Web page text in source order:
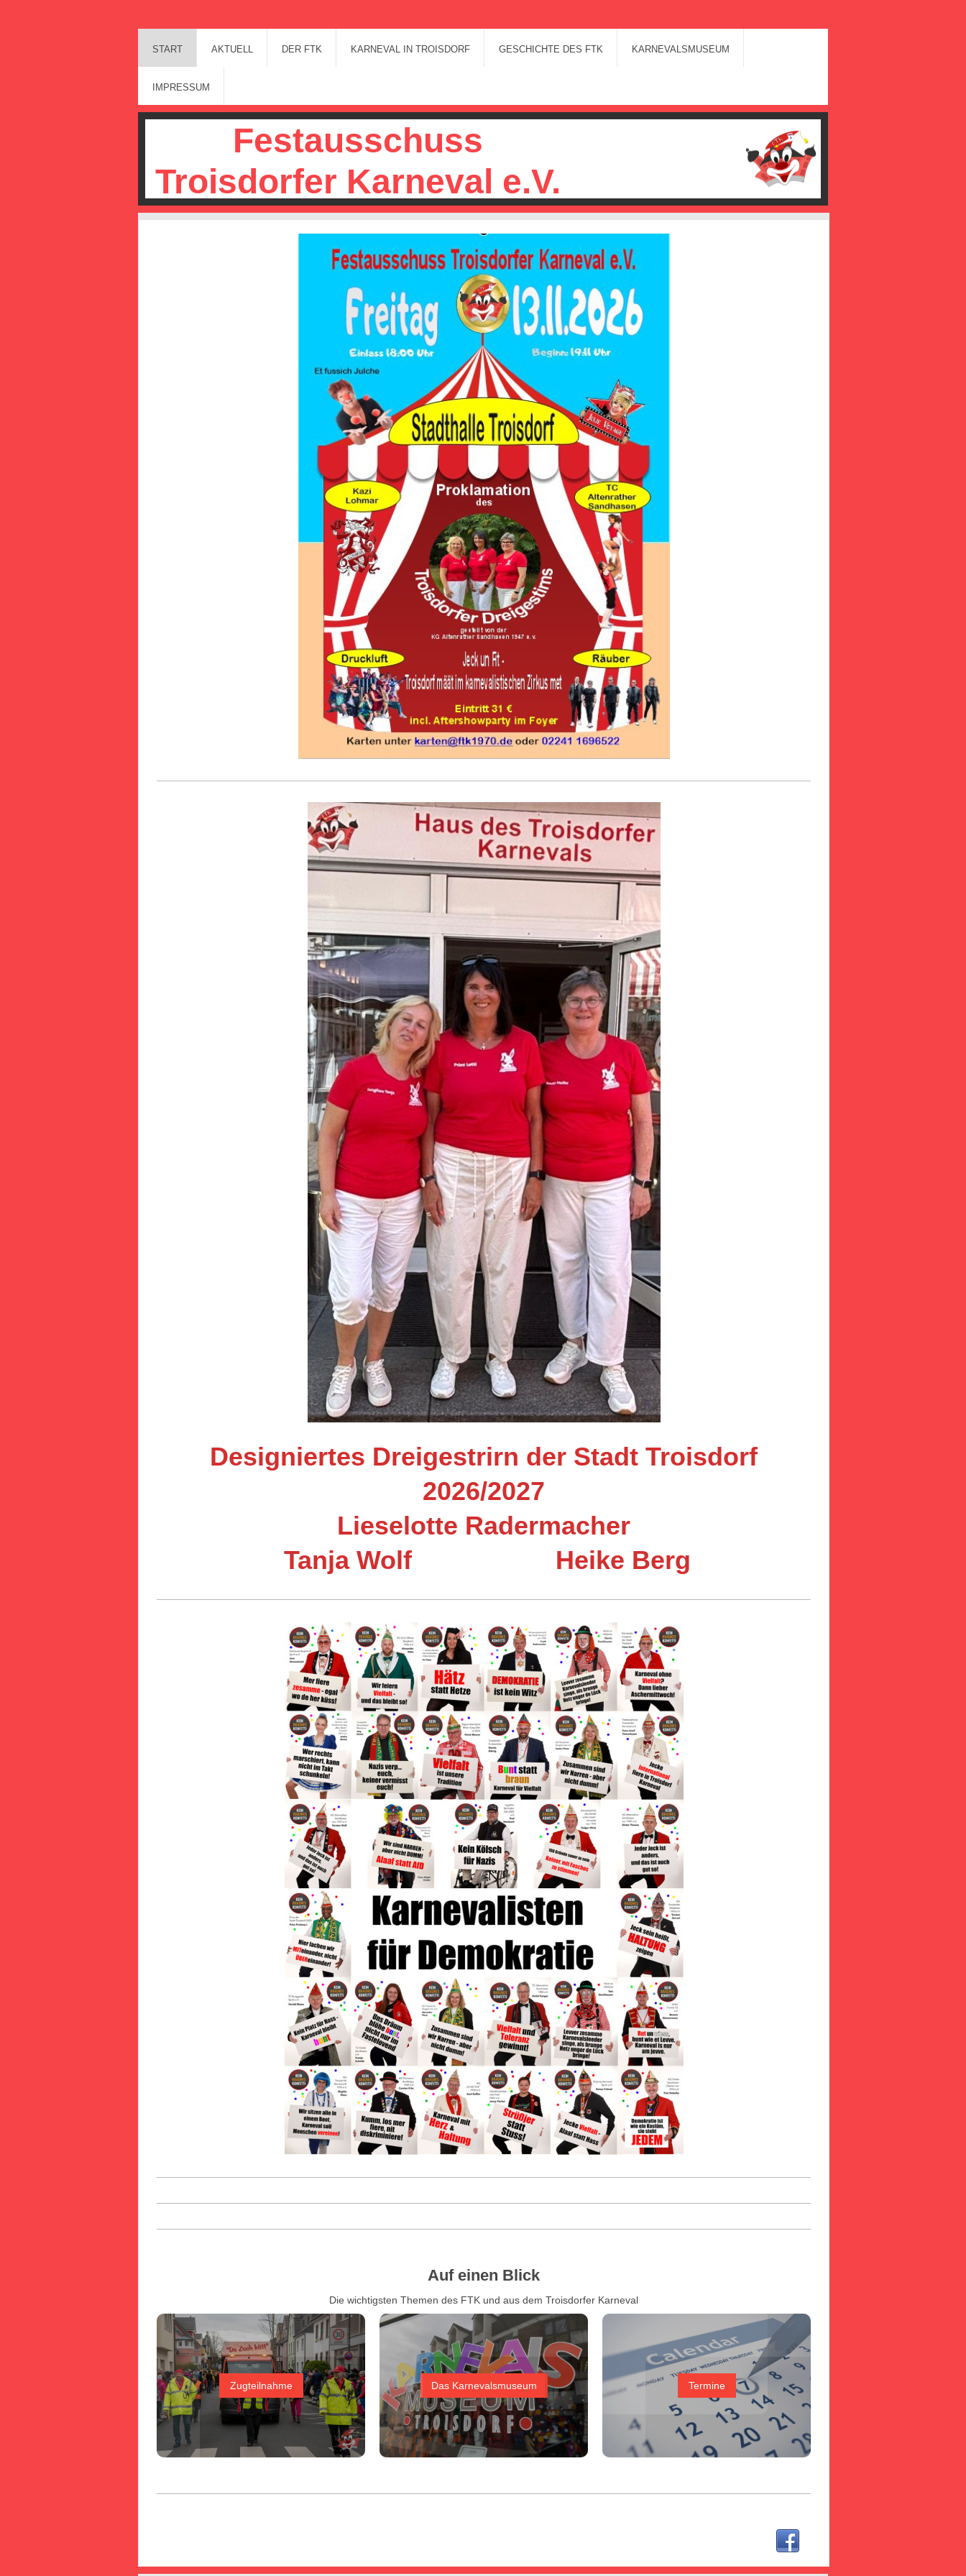
START AKTUELL DER FTK KARNEVAL IN TROISDORF GESCHICHTE DES FTK KARNEVALSMUSEUM
IMPRESSUM
Festausschuss
Troisdorfer Karneval e.V.
Designiertes Dreigestrirn der Stadt Troisdorf
2026/2027
Lieselotte Radermacher
Tanja Wolf Heike Berg
Auf einen Blick
Die wichtigsten Themen des FTK und aus dem Troisdorfer Karneval
Zugteilnahme Das Karnevalsmuseum Termine